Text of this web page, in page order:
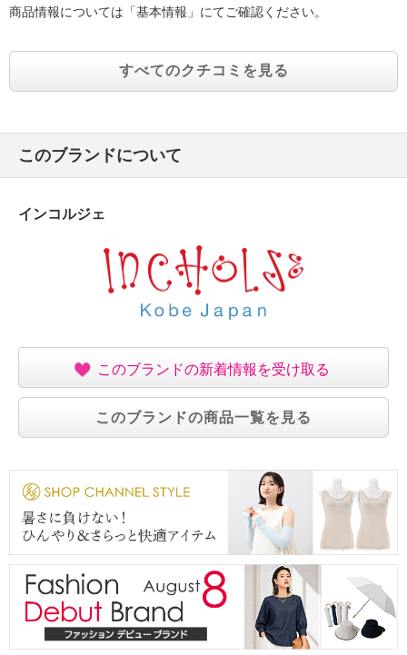
商品情報については「基本情報」にてご確認ください。
すべてのクチコミを見る
このブランドについて
インコルジェ
このブランドの新着情報を受け取る
このブランドの商品一覧を見る